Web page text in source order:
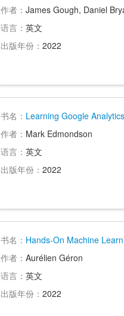
作者： James Gough, Daniel
语言： 英文
出版年份： 2022
书名： Learning Google Analytics
作者： Mark Edmondson
语言： 英文
出版年份： 2022
书名： Hands-On Machine
作者： Aurélien Géron
语言： 英文
出版年份： 2022